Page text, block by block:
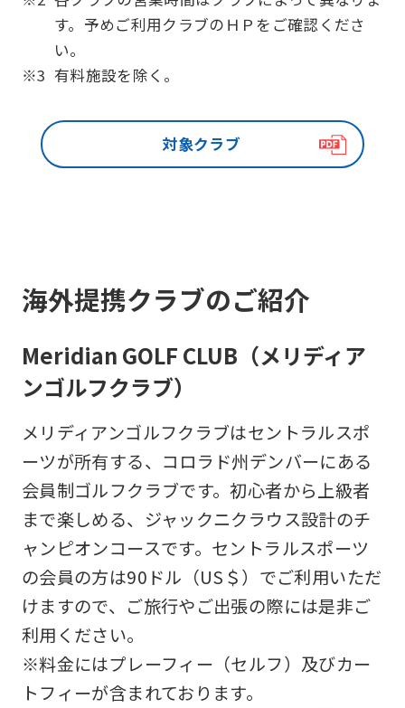
す。予めご利用クラブのＨＰをご確認くださ
い。
※3 有料施設を除く。
対象クラブ
海外提携クラブのご紹介
Meridian GOLF CLUB（メリディア
ンゴルフクラブ）
メリディアンゴルフクラブはセントラルスポ
ーツが所有する、コロラド州デンバーにある
会員制ゴルフクラブです。初心者から上級者
まで楽しめる、ジャックニクラウス設計のチ
ャンピオンコースです。セントラルスポーツ
の会員の方は90ドル（US＄）でご利用いただ
けますので、ご旅行やご出張の際には是非ご
利用ください。
※料金にはプレーフィー（セルフ）及びカー
トフィーが含まれております。